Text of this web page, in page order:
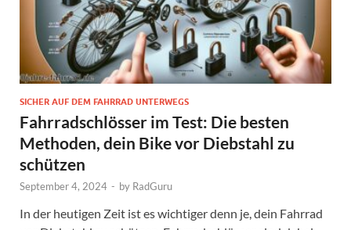
SICHER AUF DEM FAHRRAD UNTERWEGS
Fahrradschlösser im Test: Die besten
Methoden, dein Bike vor Diebstahl zu
schützen
September 4, 2024 - by RadGuru
In der heutigen Zeit ist es wichtiger denn je, dein Fahrrad